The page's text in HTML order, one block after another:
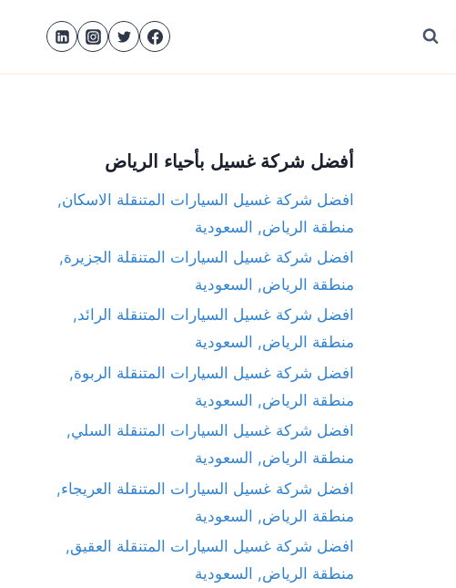
أفضل شركة غسيل بأحياء الرياض
افضل شركة غسيل السيارات المتنقلة الاسكان,
منطقة الرياض, السعودية
افضل شركة غسيل السيارات المتنقلة الجزيرة,
منطقة الرياض, السعودية
افضل شركة غسيل السيارات المتنقلة الرائد,
منطقة الرياض, السعودية
افضل شركة غسيل السيارات المتنقلة الربوة,
منطقة الرياض, السعودية
افضل شركة غسيل السيارات المتنقلة السلي,
منطقة الرياض, السعودية
افضل شركة غسيل السيارات المتنقلة العريجاء,
منطقة الرياض, السعودية
افضل شركة غسيل السيارات المتنقلة العقيق,
منطقة الرياض, السعودية